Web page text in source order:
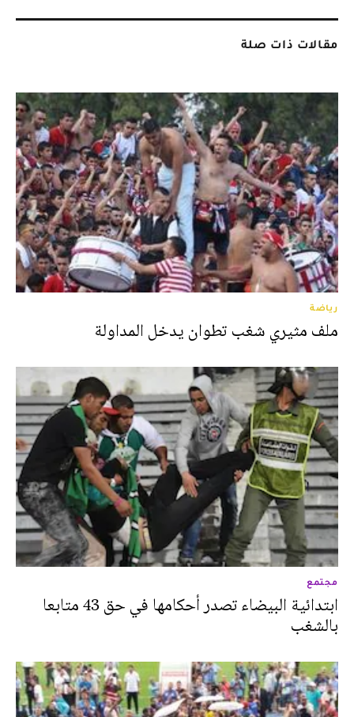
مقالات ذات صلة
رياضة
ملف مثيري شغب تطوان يدخل المداولة
مجتمع
ابتدائية البيضاء تصدر أحكامها في حق 43 متابعا
بالشغب